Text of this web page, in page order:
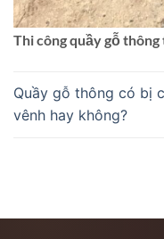
Thi công quầy gỗ
Quầy gỗ thông có bị
vênh hay không?